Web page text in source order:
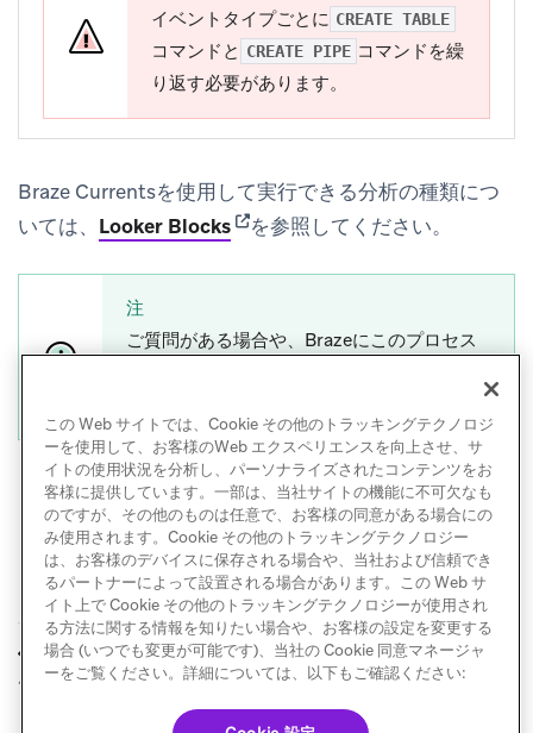
イベントタイプごとに CREATE TABLE
コマンドと CREATE PIPE コマンドを繰
り返す必要があります。
Braze Currentsを使用して実行できる分析の種類につ
いては、 Looker Blocks(opens in new tab)
を参照してください。
注
ご質問がある場合や、Brazeにこのプロセス
前へ BrazeでCurrentsを使
用する方法
次へ
データをRedshiftに
転送する
この Web サイトでは、Cookie その他のトラッキングテクノロジ
ーを使用して、お客様のWeb エクスペリエンスを向上させ、サ
イトの使用状況を分析し、パーソナライズされたコンテンツをお
客様に提供しています。一部は、当社サイトの機能に不可欠なも
のですが、その他のものは任意で、お客様の同意がある場合にの
み使用されます。Cookie その他のトラッキングテクノロジー
は、お客様のデバイスに保存される場合や、当社および信頼でき
るパートナーによって設置される場合があります。この Web サ
イト上で Cookie その他のトラッキングテクノロジーが使用され
る方法に関する情報を知りたい場合や、お客様の設定を変更する
場合 (いつでも変更が可能です)、当社の Cookie 同意マネージャ
ーをご覧ください。詳細については、以下もご確認ください: